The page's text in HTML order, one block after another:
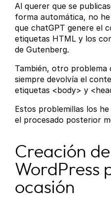
Al querer que se
forma automática, no
que chatGPT genere el
etiquetas HTML y los
de Gutenberg.
También, otro problema
siempre devolvía el
etiquetas <body> y
Estos problemillas los
el procesado posterior
Creación
WordPress
ocasión